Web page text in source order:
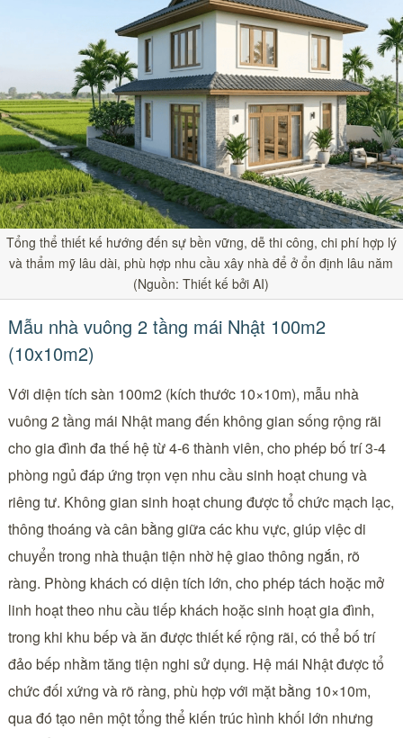
Tổng thể thiết kế hướng đến sự bền vững, dễ thi công, chi phí hợp lý
và thẩm mỹ lâu dài, phù hợp nhu cầu xây nhà để ở ổn định lâu năm
(Nguồn: Thiết kế bởi AI)
Mẫu nhà vuông 2 tầng mái Nhật 100m2
(10x10m2)
Với diện tích sàn 100m2 (kích thước 10×10m), mẫu nhà
vuông 2 tầng mái Nhật mang đến không gian sống rộng rãi
cho gia đình đa thế hệ từ 4-6 thành viên, cho phép bố trí 3-4
phòng ngủ đáp ứng trọn vẹn nhu cầu sinh hoạt chung và
riêng tư. Không gian sinh hoạt chung được tổ chức mạch lạc,
thông thoáng và cân bằng giữa các khu vực, giúp việc di
chuyển trong nhà thuận tiện nhờ hệ giao thông ngắn, rõ
ràng. Phòng khách có diện tích lớn, cho phép tách hoặc mở
linh hoạt theo nhu cầu tiếp khách hoặc sinh hoạt gia đình,
trong khi khu bếp và ăn được thiết kế rộng rãi, có thể bố trí
đảo bếp nhằm tăng tiện nghi sử dụng. Hệ mái Nhật được tổ
chức đối xứng và rõ ràng, phù hợp với mặt bằng 10×10m,
qua đó tạo nên một tổng thể kiến trúc hình khối lớn nhưng